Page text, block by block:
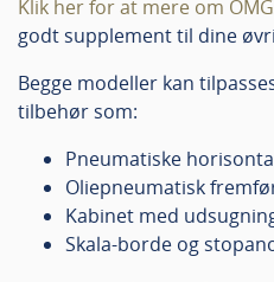
Klik her for at mere om
godt supplement til dine
Begge modeller kan
tilbehør som:
Pneumatiske
Oliepneumatisk
Kabinet med
Skala-borde og